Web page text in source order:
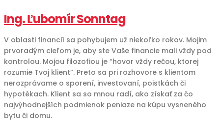
Ing. Ľubomír Sonntag
V oblasti financií sa pohybujem už niekoľko rokov. Mojim
prvoradým cieľom je, aby ste Vaše financie mali vždy pod
kontrolou. Mojou filozofiou je “hovor vždy rečou, ktorej
rozumie Tvoj klient”. Preto sa pri rozhovore s klientom
nerozprávame o sporení, investovaní, poistkách či
hypotékach. Klient sa so mnou radí, ako získať za čo
najvýhodnejších podmienok peniaze na kúpu vysneného
bytu či domu.